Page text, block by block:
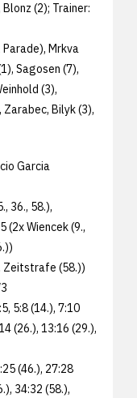
(2); Trainer:
Parade), Mrkva
Sagosen (7),
(3),
Zarabec, Bilyk (3),
Garcia
36., 58.),
(2x Wiencek (9.,
Zeitstrafe (58.))
5:8 (14.), 7:10
(26.), 13:16 (29.),
(46.), 27:28
34:32 (58.),